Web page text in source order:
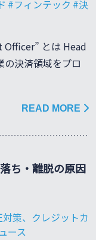
フィンテック
決
Officer” とは Head
決済領域をプロ
READ MORE
ち・離脱の原因
対策、クレジットカ
ース